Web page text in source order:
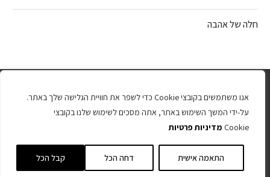
אנו משתמשים בקובצי Cookie כדי לשפר את חוויית הגלישה שלך באתר.
על-ידי המשך השימוש באתר, אתה מסכים לשימוש שלנו בקובצי
Cookie מדיניות פרטיות
התאמה אישית דחה הכל קבל הכל
חלה של אהבה